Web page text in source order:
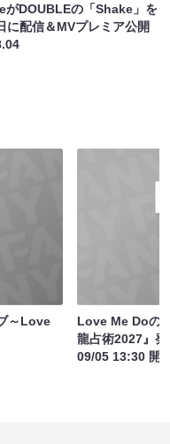
がDOUBLEの「Shake」を
に配信＆MVプレミア公開
～Love
Love Me Doの
龍占術2027』
09/05 13:30 開